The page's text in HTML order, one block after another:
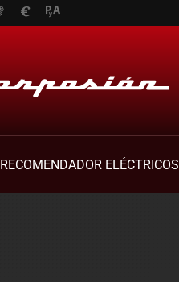
RECOMENDADOR ELÉCTRICOS